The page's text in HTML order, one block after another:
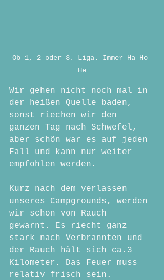
Ob 1, 2 oder 3. Liga. Immer Ha Ho
He
Wir gehen nicht noch mal in
der heißen Quelle baden,
sonst riechen wir den
ganzen Tag nach Schwefel,
aber schön war es auf jeden
Fall und kann nur weiter
empfohlen werden.
Kurz nach dem verlassen
unseres Campgrounds, werden
wir schon von Rauch
gewarnt. Es riecht ganz
stark nach Verbrannten und
der Rauch hält sich ca.3
Kilometer. Das Feuer muss
relativ frisch sein.